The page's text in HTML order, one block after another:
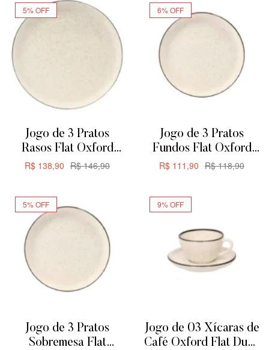
5% OFF
Jogo de 3 Pratos
Rasos Flat Oxford
Duna 26cm
R$146,90
R$ 138,90
6% OFF
Jogo de 3 Pratos
Fundos Flat Oxford
Duna 20,5cm
R$118,90
R$ 111,90
5% OFF
Jogo de 3 Pratos
Sobremesa Flat
9% OFF
Jogo de 03 Xícaras de
Café Oxford Flat Duna